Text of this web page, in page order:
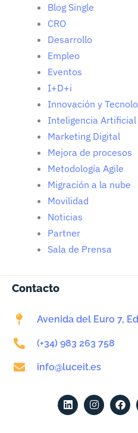
Blog Single
CRO
Desarrollo
Empleo
Eventos
I+D+i
Innovación y
Inteligencia Artificial
Marketing Digital
Mejora de procesos
Metodología Agile
Migración a la nube
Movilidad
Noticias
Partner
Sala de Prensa
Contacto
Avenida del Euro 7,
(+34) 983 263 758
info@luceit.es